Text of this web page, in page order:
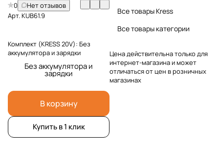
0
Нет отзывов
Арт.KUB61.9
Комплект (KRESS 20V): Без
аккумулятора и зарядки
Без аккумулятора и
зарядки
В корзину
Купить в 1 клик
Все товары Kress
Все товары категории
Цена действительна только для
интернет-магазина и может
отличаться от цен в розничных
магазинах